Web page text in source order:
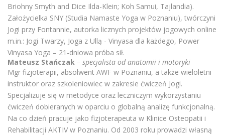
Briohny Smyth and Dice Ilda-Klein; Koh Samui, Tajlandia).
Założycielka SNY (Studia Namaste Yoga w Poznaniu), twórczyni
Jogi przy Fontannie, autorka licznych projektów jogowych online
m.in.: Jogi Twarzy, Joga z Ullą - Vinyasa dla każdego, Power
Vinyasa Yoga – 21-dniowa próba sił.
Mateusz Stańczak – specjalista od anatomii i motoryki
Mgr fizjoterapii, absolwent AWF w Poznaniu, a także wieloletni
instruktor oraz szkoleniowiec w zakresie ćwiczeń Jogi.
Specjalizuje się w metodyce oraz leczniczym wykorzystaniu
ćwiczeń dobieranych w oparciu o globalną analizę funkcjonalną.
Na co dzień pracuje jako fizjoterapeuta w Klinice Osteopatii i
Rehabilitacji AKTIV w Poznaniu. Od 2003 roku prowadzi własną